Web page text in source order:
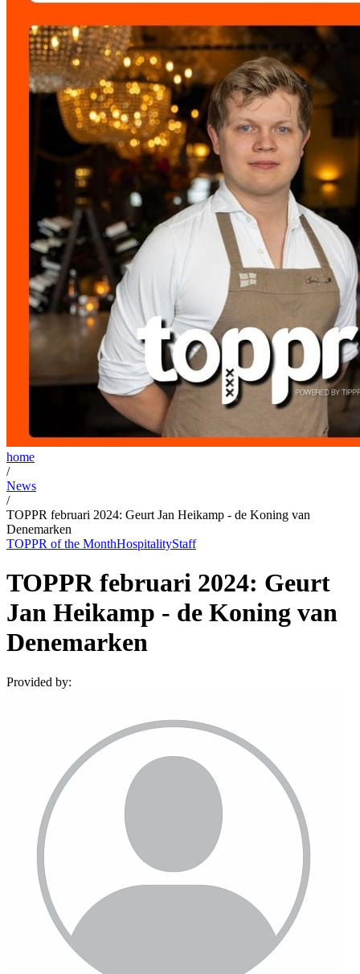
home
/
News
/
TOPPR februari 2024: Geurt Jan Heikamp - de Koning van
Denemarken
TOPPR of the MonthHospitalityStaff
TOPPR februari 2024: Geurt
Jan Heikamp - de Koning van
Denemarken
Provided by: